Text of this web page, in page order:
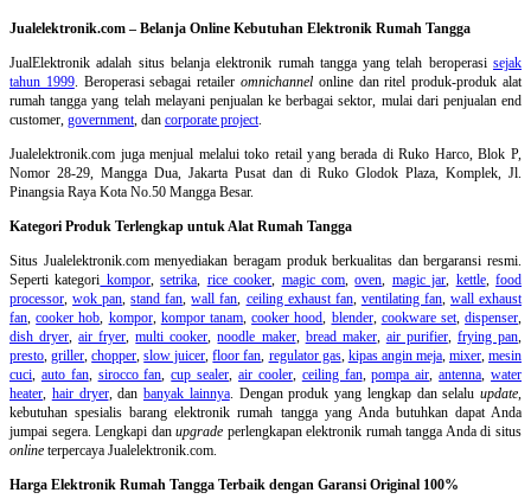
Jualelektronik.com – Belanja Online Kebutuhan Elektronik Rumah Tangga
JualElektronik adalah situs belanja elektronik rumah tanggayang telah beroperasisejak
tahun 1999. Beroperasi sebagai retaileromnichannel online dan ritel produk-produk alat
rumah tangga yang telah melayani penjualan ke berbagai sektor, mulai dari penjualan end
customer, government, dan corporate project.
Jualelektronik.com juga menjual melalui toko retail yang berada di Ruko Harco, Blok P,
Nomor 28-29, Mangga Dua, Jakarta Pusat dan di Ruko Glodok Plaza, Komplek, Jl.
Pinangsia Raya Kota No.50 Mangga Besar.
Kategori Produk Terlengkap untuk Alat Rumah Tangga
Situs Jualelektronik.com menyediakan beragam produk berkualitas dan bergaransi resmi.
Seperti kategori kompor,setrika, rice cooker, magic com,oven, magic jar, kettle,food
processor,wok pan,stand fan,wall fan, ceiling exhaust fan, ventilating fan, wall exhaust
fan,cooker hob, kompor, kompor tanam,cooker hood, blender, cookware set,dispenser,
dish dryer,air fryer,multi cooker,noodle maker, bread maker, air purifier, frying pan,
presto,griller,chopper,slow juicer,floor fan, regulator gas, kipas angin meja, mixer,mesin
cuci, auto fan, sirocco fan,cup sealer,air cooler, ceiling fan,pompa air,antenna,water
heater, hair dryer, dan banyak lainnya. Dengan produk yang lengkap dan selalu update,
kebutuhan spesialis barang elektronik rumah tangga yang Anda butuhkan dapat Anda
jumpai segera. Lengkapi danupgrade perlengkapan elektronik rumah tangga Anda di situs
online terpercaya Jualelektronik.com.
Harga Elektronik Rumah Tangga Terbaik dengan Garansi Original 100%